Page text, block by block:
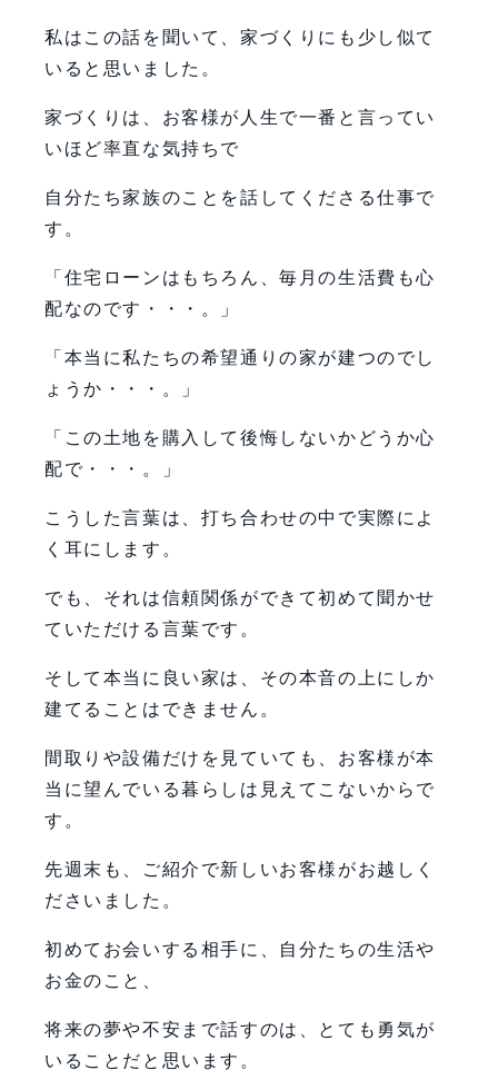
私はこの話を聞いて、家づくりにも少し似て
いると思いました。
家づくりは、お客様が人生で一番と言ってい
いほど率直な気持ちで
自分たち家族のことを話してくださる仕事で
す。
「住宅ローンはもちろん、毎月の生活費も心
配なのです・・・。」
「本当に私たちの希望通りの家が建つのでし
ょうか・・・。」
「この土地を購入して後悔しないかどうか心
配で・・・。」
こうした言葉は、打ち合わせの中で実際によ
く耳にします。
でも、それは信頼関係ができて初めて聞かせ
ていただける言葉です。
そして本当に良い家は、その本音の上にしか
建てることはできません。
間取りや設備だけを見ていても、お客様が本
当に望んでいる暮らしは見えてこないからで
す。
先週末も、ご紹介で新しいお客様がお越しく
ださいました。
初めてお会いする相手に、自分たちの生活や
お金のこと、
将来の夢や不安まで話すのは、とても勇気が
いることだと思います。